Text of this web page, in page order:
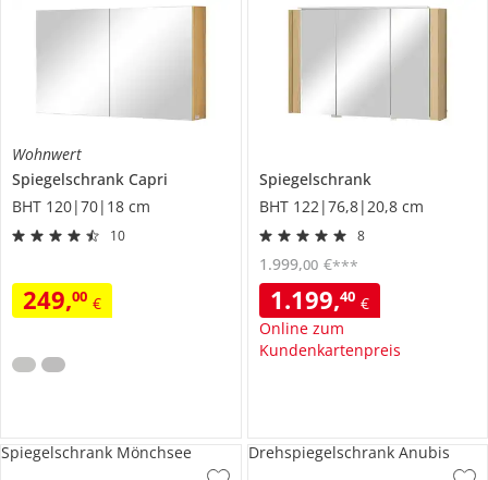
Wohnwert
Spiegelschrank Capri
BHT 120|70|18 cm
10
249,00 €
Spiegelschrank
BHT 122|76,8|20,8 cm
8
1.199,40 €
Online zum
Kundenkartenpreis
1.999,00 €***
Spiegelschrank Mönchsee Drehspiegelschrank Anubis